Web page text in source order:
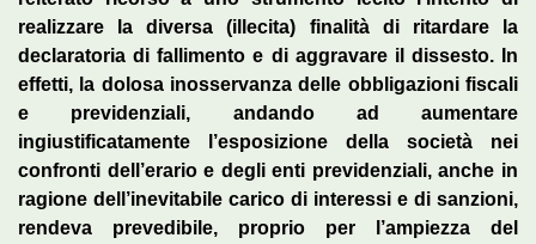
realizzare la diversa (illecita) finalità di ritardare la
declaratoria di fallimento e di aggravare il dissesto. In
effetti, la dolosa inosservanza delle obbligazioni fiscali
e previdenziali, andando ad aumentare
ingiustificatamente l’esposizione della società nei
confronti dell’erario e degli enti previdenziali, anche in
ragione dell’inevitabile carico di interessi e di sanzioni,
rendeva prevedibile, proprio per l’ampiezza del